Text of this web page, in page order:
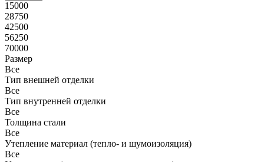
15000
28750
42500
56250
70000
Размер
Все
Тип внешней отделки
Все
Тип внутренней отделки
Все
Толщина стали
Все
Утепление материал (тепло- и шумоизоляция)
Все